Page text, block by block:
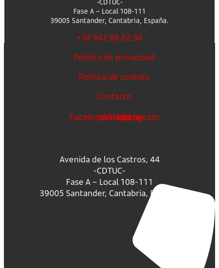
Fase A – Local 108-111
39005 Santander, Cantabria, España.
+34 942 88 82 94
Política de privacidad
Política de cookies
Contacto
FacebookLinkedin
Youtube
Instagram
Avenida de los Castros, 44
-CDTUC-
Fase A – Local 108-111
39005 Santander, Cantabria, España.